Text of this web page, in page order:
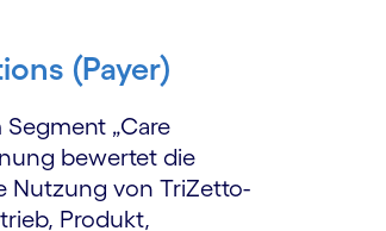
(Payer)
Segment „Care
bewertet die
Nutzung von TriZetto-
Produkt,